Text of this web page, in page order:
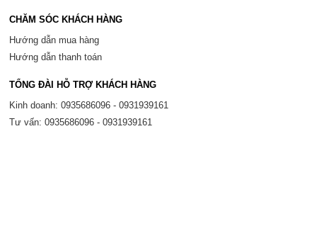
CHĂM SÓC KHÁCH HÀNG
Hướng dẫn mua hàng
Hướng dẫn thanh toán
TỔNG ĐÀI HỖ TRỢ KHÁCH HÀNG
Kinh doanh: 0935686096 - 0931939161
Tư vấn: 0935686096 - 0931939161